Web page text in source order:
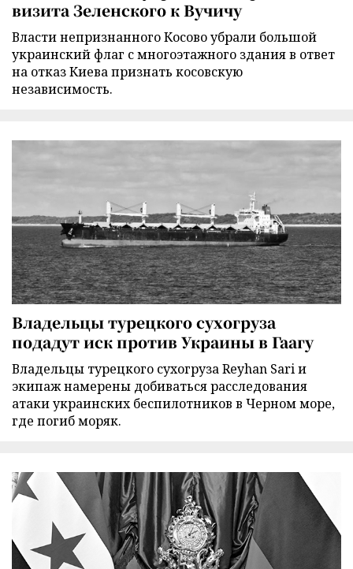
визита Зеленского к Вучичу
Власти непризнанного Косово убрали большой
украинский флаг с многоэтажного здания в ответ
на отказ Киева признать косовскую
независимость.
Владельцы турецкого сухогруза
подадут иск против Украины в Гаагу
Владельцы турецкого сухогруза Reyhan Sari и
экипаж намерены добиваться расследования
атаки украинских беспилотников в Черном море,
где погиб моряк.